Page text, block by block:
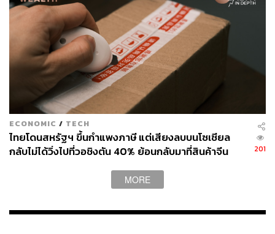
ได้ท่ามกลางราคาต่อกำไรต่อหุ้น (P/E) ที่ถือว่าแพงกว่าตลาด
หุ้นเวียดนาม, เกาหลีใต้, จีน A-Share และจีน H-Share ขณะ
ที่กำไรบริษัทจดทะเบียนไม่ได้เติบโตมากกว่าตลาดอื่นๆ
ทั้งนี้ คงต้องรอติดตามนโยบายของภาครัฐ เช่น การอัดฉีด
นโยบายกระตุ้นเศรษฐกิจ ไม่ว่าจะเป็นมาตรการลดหย่อนภาษี
หรือการแจกเงิน ว่าจะช่วยให้โมเมนตัมเศรษฐกิจดีขึ้นได้หรือ
ไม่ ขณะที่การท่องเที่ยวแม้จะคึกคักขึ้น แต่ยอดใช้จ่ายของนัก
ท่องเที่ยวก็ยังไม่ได้มากเท่าในอดีต ส่วนปัจจัยท้าทายสำคัญที่
รออยู่ ได้แก่ ปี 2025 จะมีผู้ที่ลงทุนในกองทุนรวมหุ้นระยะยาว
(LTF) ครบกำหนดเงื่อนไขใหม่ 7 ปีเป็นปีแรก ซึ่งคิดเป็นเม็ด
เงินไม่ต่ำกว่า 2 แสนล้านบาท โดยหลายคนที่ลงทุนยังขาดทุน
อยู่ก็จริง แต่หากกลุ่มนี้มีความต้องการใช้เงินและขายหน่วย
เนื่องจากมูลค่าหน่วยลงทุนที่ขายได้สูงกว่าขนาดของกองทุน
ECONOMIC / TECH
ไทยโดนสหรัฐฯ ขึ้นกำแพงภาษี แต่เสียงลบบนโซเชียล
กลับไม่ได้วิ่งไปที่วอชิงตัน 40% ย้อนกลับมาที่สินค้าจีน
201
MORE